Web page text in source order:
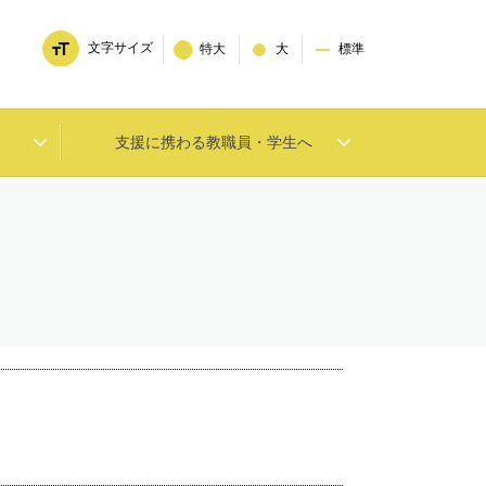
文字サイズ 特大 大 標準
支援に携わる教職員・学生へ